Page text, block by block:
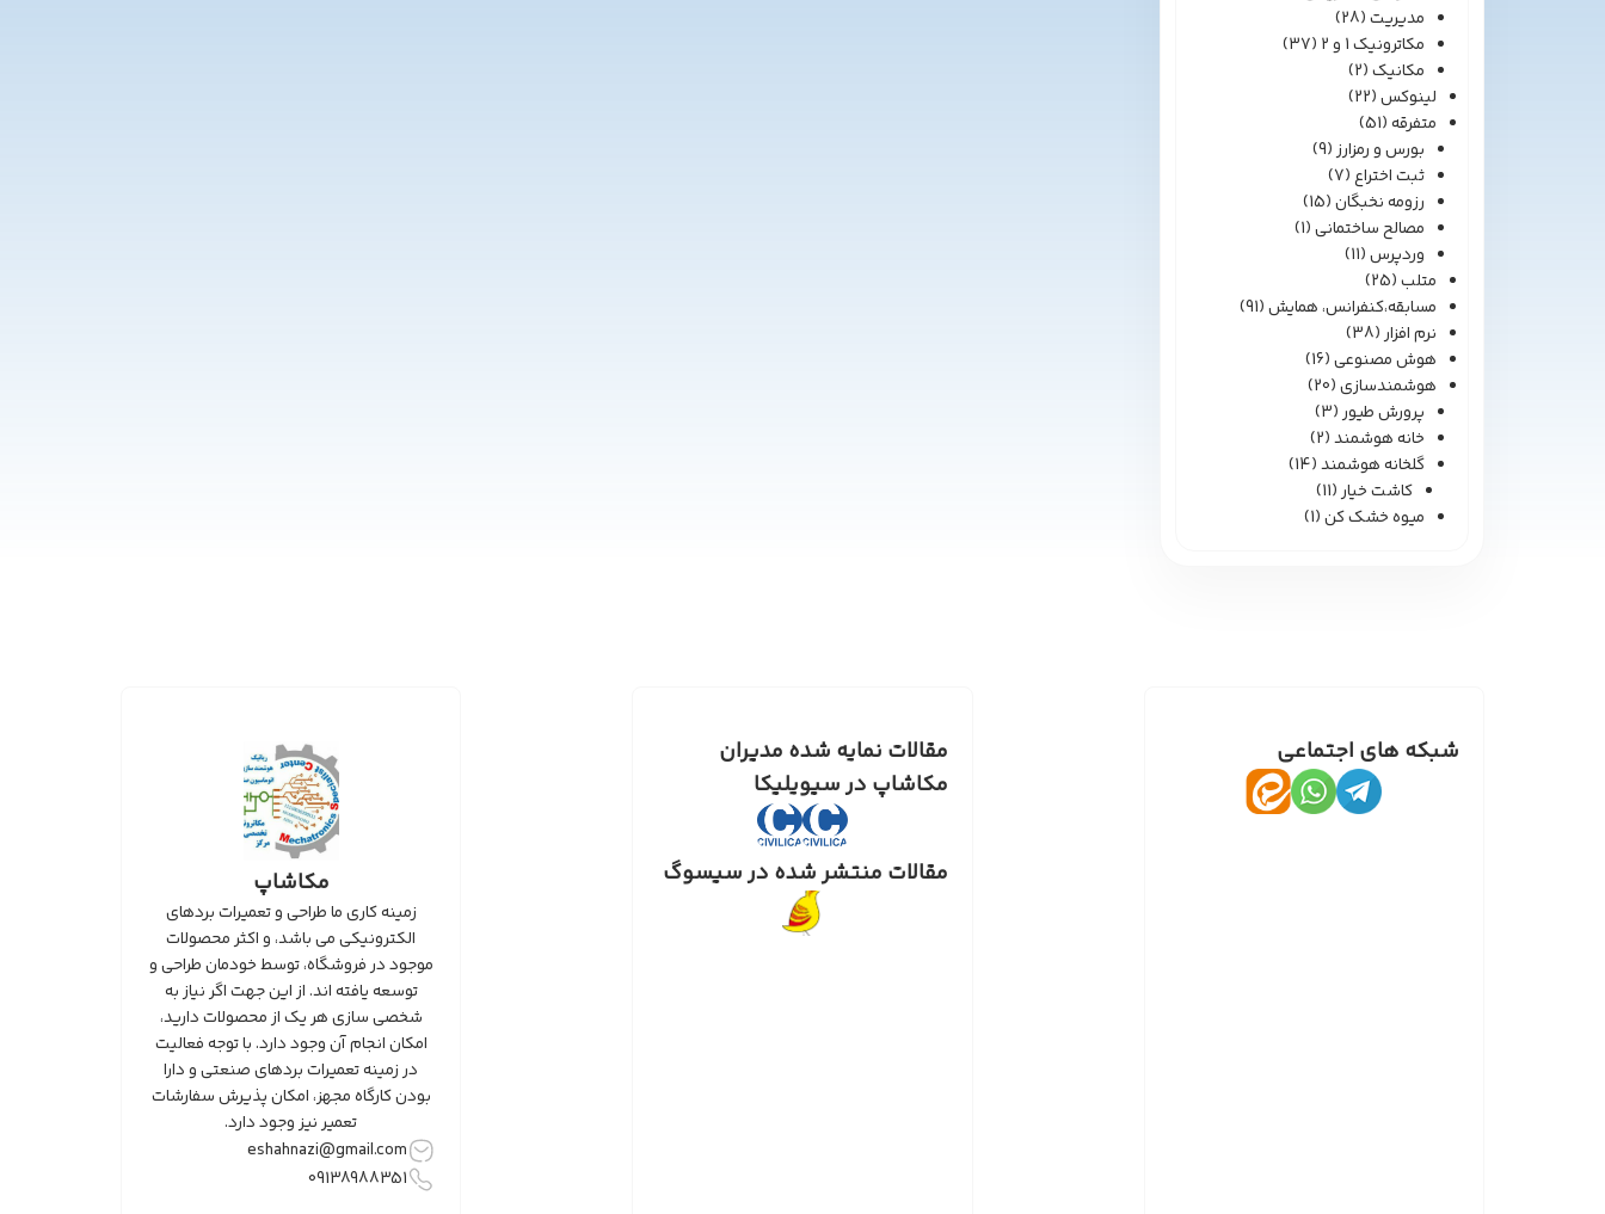
مدیریت(28)
مکاترونیک 1 و 2
(37)
مکانیک(2)
لینوکس(22)
متفرقه(51)
بورس و رمزارز(9)
ثبت اختراع(7)
رزومه نخبگان(15)
مصالح ساختمانی(1)
وردپرس(11)
متلب(25)
مسابقه،کنفرانس، همایش(91)
نرم افزار(38)
هوش مصنوعی(16)
هوشمندسازی(20)
پرورش طیور(3)
خانه هوشمند(2)
گلخانه هوشمند(14)
کاشت خیار(11)
میوه خشک کن(1)
شبکه های اجتماعی
مقالات نمایه شده مدیران
مکاشاپ در سیویلیکا
مقالات منتشر شده در سیسوگ مکاشاپ
زمینه کاری ما طراحی و تعمیرات بردهای
الکترونیکی می باشد، و اکثر محصولات
موجود در فروشگاه، توسط خودمان طراحی و
توسعه یافته اند. از این جهت اگر نیاز به
شخصی سازی هر یک از محصولات دارید،
امکان انجام آن وجود دارد. با توجه فعالیت
در زمینه تعمیرات بردهای صنعتی و دارا
بودن کارگاه مجهز، امکان پذیرش سفارشات
تعمیر نیز وجود دارد.
eshahnazi@gmail.com
09138988351